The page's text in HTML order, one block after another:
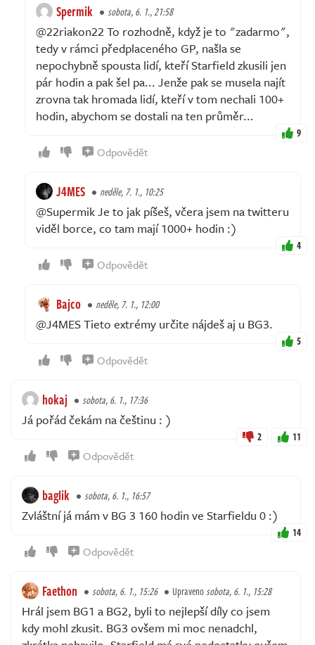
Spermik sobota, 6. 1., 21:58
@22riakon22 To rozhodně, když je to "zadarmo",
tedy v rámci předplaceného GP, našla se
nepochybně spousta lidí, kteří Starfield zkusili jen
pár hodin a pak šel pa... Jenže pak se musela najít
zrovna tak hromada lidí, kteří v tom nechali 100+
hodin, abychom se dostali na ten průměr...
9
Odpovědět
J4MES neděle, 7. 1., 10:25
@Supermik Je to jak píšeš, včera jsem na twitteru
viděl borce, co tam mají 1000+ hodin :)
4
Odpovědět
Bajco neděle, 7. 1., 12:00
@J4MES Tieto extrémy určite nájdeš aj u BG3.
5
Odpovědět
hokaj sobota, 6. 1., 17:36
Já pořád čekám na češtinu : )
2 11
Odpovědět
baglik sobota, 6. 1., 16:57
Zvláštní já mám v BG 3 160 hodin ve Starfieldu 0 :)
14
Odpovědět
Faethon sobota, 6. 1., 15:26 Upravenosobota, 6. 1., 15:28
Hrál jsem BG1 a BG2, byli to nejlepší díly co jsem
kdy mohl zkusit. BG3 ovšem mi moc nenadchl,